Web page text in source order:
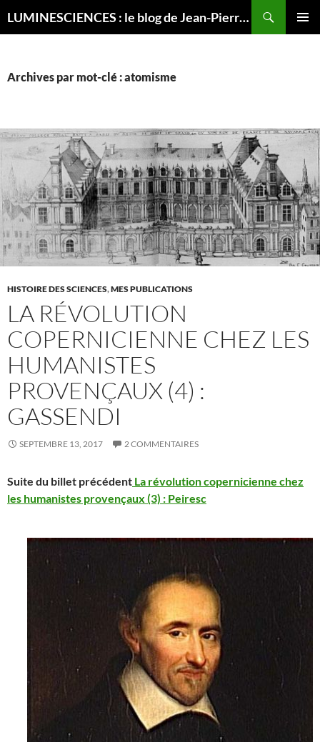
LUMINESCIENCES : le blog de Jean-Pierre LUMINET, astrophysicien
Archives par mot-clé : atomisme
HISTOIRE DES SCIENCES,MES PUBLICATIONS
LA RÉVOLUTION
COPERNICIENNE CHEZ LES
HUMANISTES
PROVENÇAUX (4) :
GASSENDI
SEPTEMBRE 13, 2017 2 COMMENTAIRES
Suite du billet précédent La révolution copernicienne chez
les humanistes provençaux (3) : Peiresc